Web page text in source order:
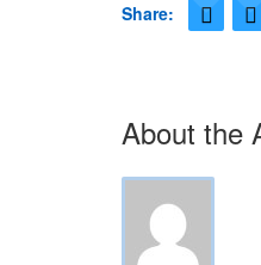
Share:
About the